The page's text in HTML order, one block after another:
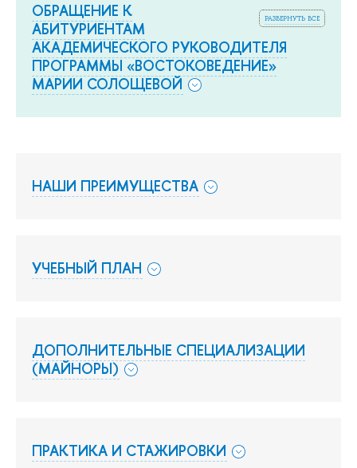
развернуть все
ОБРАЩЕНИЕ К
АБИТУРИЕНТАМ
АКАДЕМИЧЕСКОГО РУКОВОДИТЕЛЯ
ПРОГРАММЫ «ВОСТОКОВЕДЕНИЕ»
МАРИИ СОЛОЩЕВОЙ
НАШИ ПРЕИМУЩЕСТВА
УЧЕБНЫЙ ПЛАН
ДОПОЛНИТЕЛЬНЫЕ СПЕЦИАЛИЗАЦИИ
(МАЙНОРЫ)
ПРАКТИКА И СТАЖИРОВКИ